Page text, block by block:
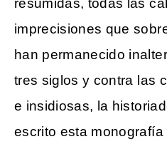
imprecisiones que
han permanecido
tres siglos y contra las
e insidiosas, la
escrito esta monografía